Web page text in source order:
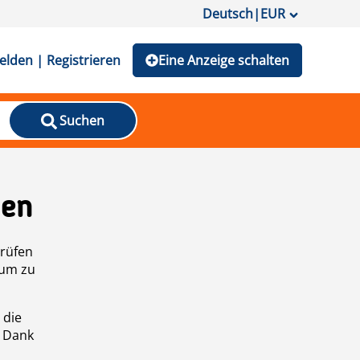
Deutsch|EUR
| Registrieren Eine Anzeige schalten
Suchen
zu
die